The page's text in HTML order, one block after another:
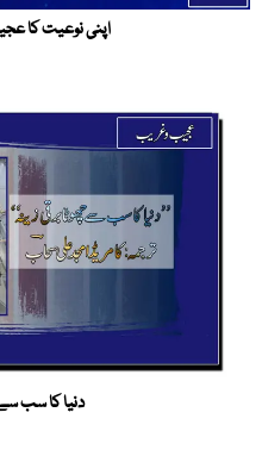
اپنی نوعیت کا
دنیا کا سب